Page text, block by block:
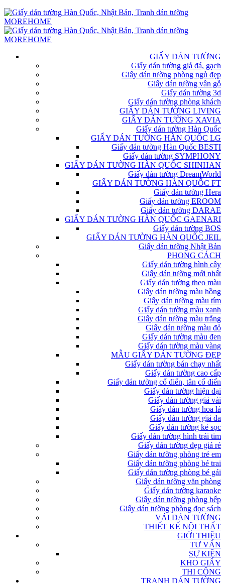
GIẤY DÁN TƯỜNG
Giấy dán tường giả đá, gạch
Giấy dán tường phòng ngủ đẹp
Giấy dán tường vân gỗ
Giấy dán tường 3d
Giấy dán tường phòng khách
GIẤY DÁN TƯỜNG LIVING
GIẤY DÁN TƯỜNG XAVIA
Giấy dán tường Hàn Quốc
GIẤY DÁN TƯỜNG HÀN QUỐC LG
Giấy dán tường Hàn Quốc BESTI
Giấy dán tường SYMPHONY
GIẤY DÁN TƯỜNG HÀN QUỐC SHINHAN
Giấy dán tường DreamWorld
GIẤY DÁN TƯỜNG HÀN QUỐC FT
Giấy dán tường Hera
Giấy dán tường EROOM
Giấy dán tường DARAE
GIẤY DÁN TƯỜNG HÀN QUỐC GAENARI
Giấy dán tường BOS
GIẤY DÁN TƯỜNG HÀN QUỐC JEIL
Giấy dán tường Nhật Bản
PHONG CÁCH
Giấy dán tường hình cây
Giấy dán tường mới nhất
Giấy dán tường theo màu
Giấy dán tường màu hồng
Giấy dán tường màu tím
Giấy dán tường màu xanh
Giấy dán tường màu trắng
Giấy dán tường màu đỏ
Giấy dán tường màu đen
Giấy dán tường màu vàng
MẪU GIẤY DÁN TƯỜNG ĐẸP
Giấy dán tường bán chạy nhất
Giấy dán tường cao cấp
Giấy dán tường cổ điển, tân cổ điển
Giấy dán tường hiện đại
Giấy dán tường giả vải
Giấy dán tường hoa lá
Giấy dán tường giả da
Giấy dán tường kẻ sọc
Giấy dán tường hình trái tim
Giấy dán tường đẹp giá rẻ
Giấy dán tường phòng trẻ em
Giấy dán tường phòng bé trai
Giấy dán tường phòng bé gái
Giấy dán tường văn phòng
Giấy dán tường karaoke
Giấy dán tường phòng bếp
Giấy dán tường phòng đọc sách
VẢI DÁN TƯỜNG
THIẾT KẾ NỘI THẤT
GIỚI THIỆU
TƯ VẤN
SỰ KIỆN
KHO GIẤY
THI CÔNG
TRANH DÁN TƯỜNG